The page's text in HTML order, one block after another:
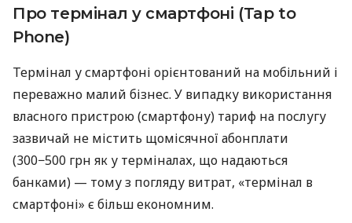
Про термінал у смартфоні (Tap to
Phone)
Термінал у смартфоні орієнтований на мобільний і
переважно малий бізнес. У випадку використання
власного пристрою (смартфону) тариф на послугу
зазвичай не містить щомісячної абонплати
(300−500 грн як у терміналах, що надаються
банками) — тому з погляду витрат, «термінал в
смартфоні» є більш економним.